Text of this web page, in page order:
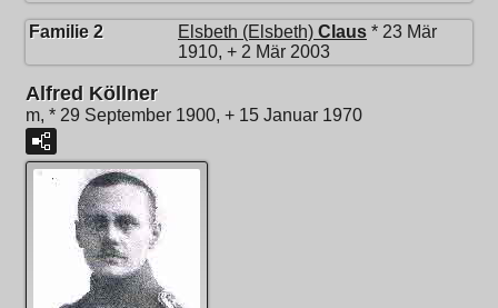
Familie 2 Elsbeth (Elsbeth) Claus * 23 Mär
1910, + 2 Mär 2003
Alfred Köllner
m, * 29 September 1900, + 15 Januar 1970